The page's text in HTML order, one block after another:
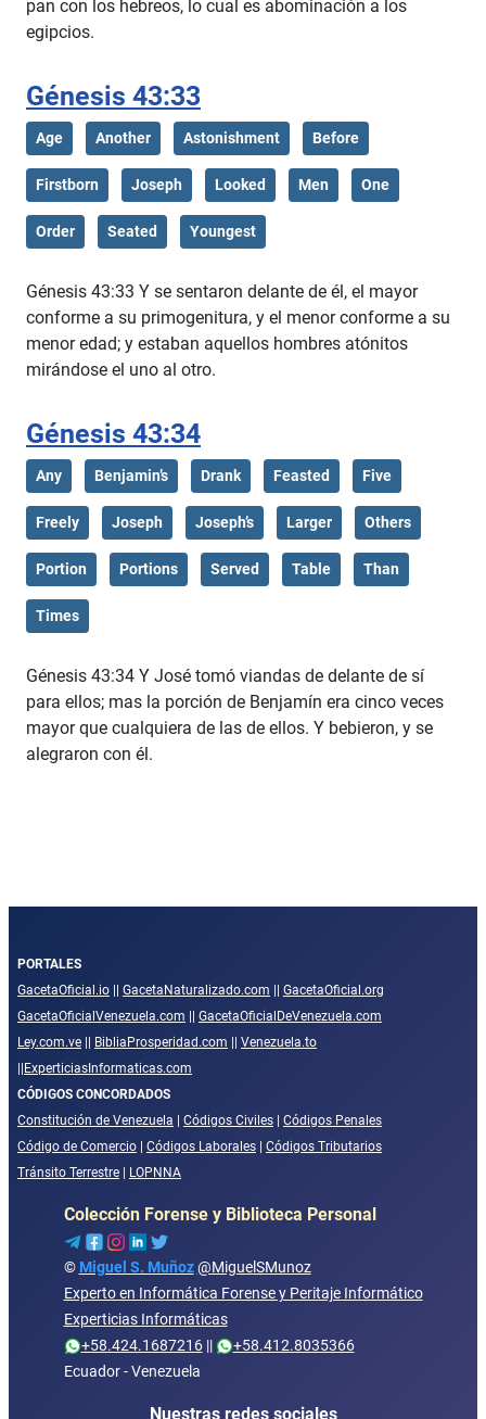
pan con los hebreos, lo cual es abominación a los
egipcios.
Génesis 43:33
Age Another Astonishment Before
Firstborn Joseph Looked Men One
Order Seated Youngest
Génesis 43:33 Y se sentaron delante de él, el mayor
conforme a su primogenitura, y el menor conforme a su
menor edad; y estaban aquellos hombres atónitos
mirándose el uno al otro.
Génesis 43:34
Any Benjamin’s Drank Feasted Five
Freely Joseph Joseph’s Larger Others
Portion Portions Served Table Than
Times
Génesis 43:34 Y José tomó viandas de delante de sí
para ellos; mas la porción de Benjamín era cinco veces
mayor que cualquiera de las de ellos. Y bebieron, y se
alegraron con él.
PORTALES
GacetaOficial.io
GacetaNaturalizado.com
GacetaOficial.org
GacetaOficialVenezuela.com
GacetaOficialDeVenezuela.com
Ley.com.ve
BibliaProsperidad.com
Venezuela.to
ExperticiasInformaticas.com
CÓDIGOS CONCORDADOS
Constitución de Venezuela
Códigos Civiles
Códigos Penales
Código de Comercio
Códigos Laborales
Códigos Tributarios
Tránsito Terrestre
LOPNNA
Colección Forense y Biblioteca Personal
© Miguel S. Muñoz @MiguelSMunoz
Experto en Informática Forense y Peritaje Informático
Experticias Informáticas
+58.424.1687216||
+58.412.8035366
Ecuador - Venezuela
Nuestras redes sociales